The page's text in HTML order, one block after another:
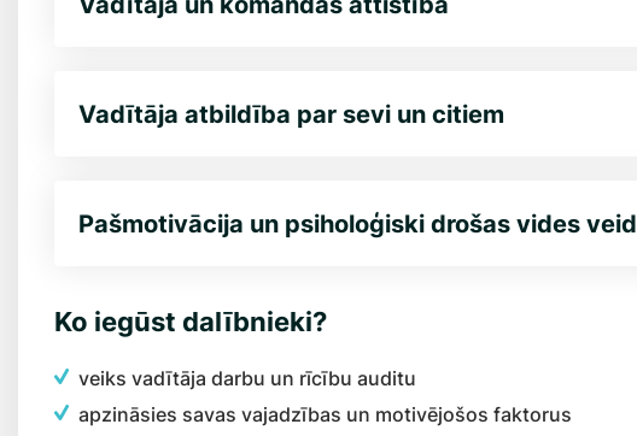
Vadītāja atbildība par sevi un citiem
Pašmotivācija un psiholoģiski drošas vides
Ko iegūst dalībnieki?
veiks vadītāja darbu un rīcību auditu
apzināsies savas vajadzības un motivējošos faktorus